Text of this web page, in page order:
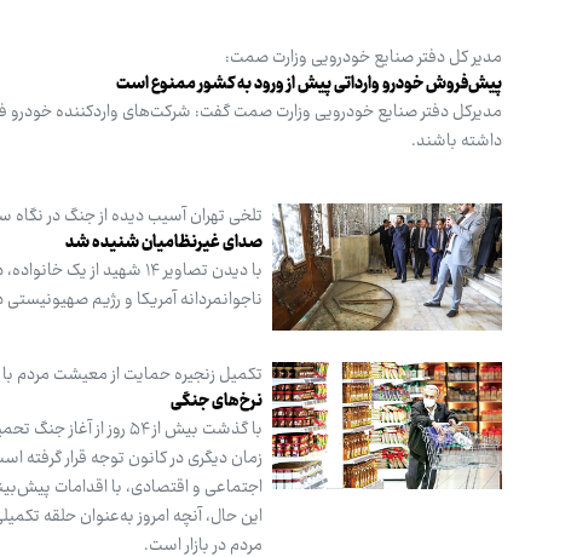
مدیر کل دفتر صنایع خودرویی وزارت صمت:
پیش‌فروش خودرو وارداتی پیش از ورود به کشور ممنوع است
مدیرکل دفتر صنایع خودرویی وزارت صمت گفت: شرکت‌های واردکننده
داشته باشند.
تلخی تهران آسیب دیده از جنگ در نگاه
صدای غیرنظامیان شنیده شد
با دیدن تصاویر ۱۴
ناجوانمردانه آمریکا و رژیم
تکمیل زنجیره حمایت از معیشت مردم
نرخ‌های جنگی
با گذشت بیش از ۵۴
زمان دیگری در کانون توجه قرار
اجتماعی و اقتصادی، با اقدامات
این حال، آنچه امروز به‌عنوان حلقه
مردم در بازار است.